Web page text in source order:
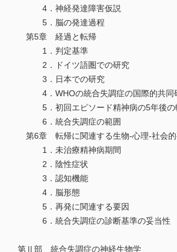
4．神経発達障害仮説
5．脳の発達過程
第5章 経過と転帰
1．判定基準
2．ドイツ語圏での研究
3．日本での研究
4．WHOの統合失調症の国際的共同
5．初回エピソード精神病の5年後の
6．統合失調症の範囲
第6章 転帰に関連する生物-心理-社会的
1．未治療精神病期間
2．陰性症状
3．認知機能
4．脳形態
5．再発に関連する要因
6．統合失調症の診断基準の妥当性
第Ⅱ部 統合失調症の神経生物学